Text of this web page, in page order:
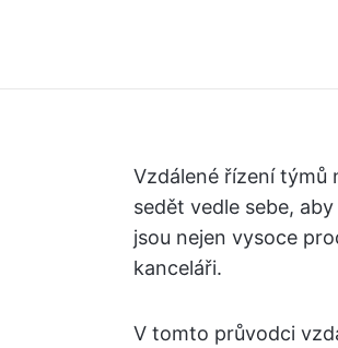
Vzdálené řízení týmů
sedět vedle sebe,
jsou nejen vysoce
kanceláři.
V tomto průvodci